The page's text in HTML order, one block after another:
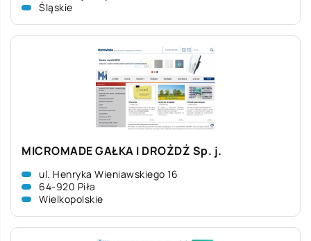
Śląskie
MICROMADE GAŁKA I DROŻDŻ Sp. j.
ul. Henryka Wieniawskiego 16
64-920 Piła
Wielkopolskie